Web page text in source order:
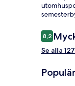
8,28,2 av 10,
Se alla